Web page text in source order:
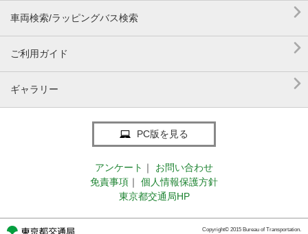
車両検索/ラッピングバス検索 
ご利用ガイド 
ギャラリー 
PC版を見る
アンケート ｜
お問い合わせ
免責事項 ｜
個人情報保護方針
東京都交通局HP
Copyright© 2015 Bureau of Transportation.